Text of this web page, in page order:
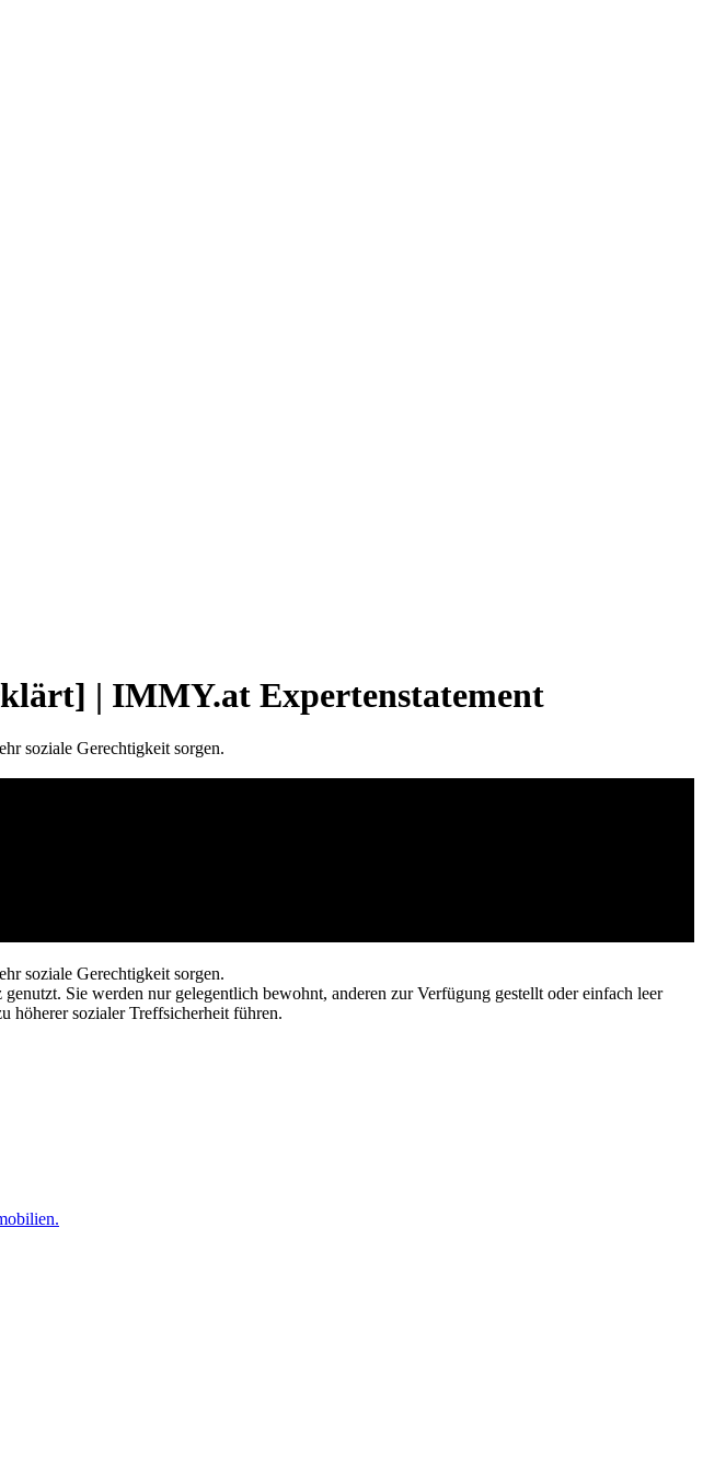
| IMMY.at Expertenstatement
soziale Gerechtigkeit sorgen.
soziale Gerechtigkeit sorgen.
Sie werden nur gelegentlich bewohnt, anderen zur Verfügung gestellt oder einfach leer
höherer sozialer Treffsicherheit führen.